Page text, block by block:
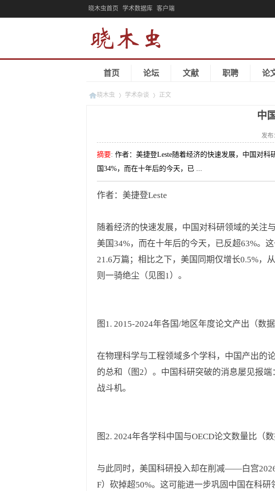
晓木虫首页 学术数据库 客户端
首页 论坛 文献 职聘 论
晓木虫 学术杂谈 正文
中
发布
摘要: 作者：美捷登Leste随着经济的快速发展，中国对
国34%，而在十年后的今天，已 ...
作者：美捷登Leste
随着经济的快速发展，中国对科研领域的关注
美国34%，而在十年后的今天，已反超63%。
21.6万篇；相比之下，美国同期仅增长0.5%，
则一骑绝尘（见图1）。
图1. 2015-2024年各国/地区年度论文产出（数据
在物理科学与工程领域多个学科，中国产出的
的总和（图2）。中国科研突破的消息屡见报
战斗机。
图2. 2024年各学科中国与OECD论文数量比（数
与此同时，美国科研投入却在削减——白宫
F）砍掉超50%。这可能进一步巩固中国在科研